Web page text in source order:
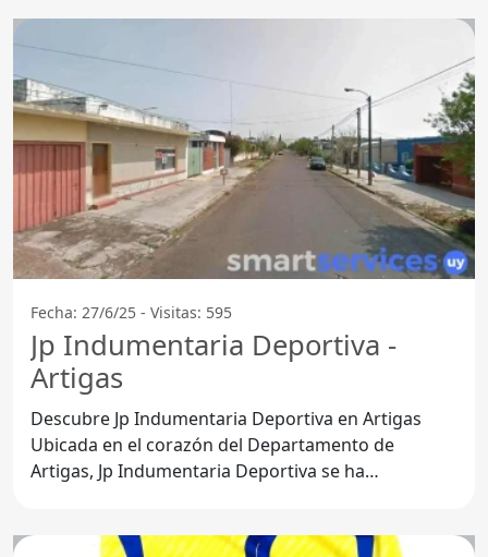
Fecha: 27/6/25 - Visitas: 595
Jp Indumentaria Deportiva -
Artigas
Descubre Jp Indumentaria Deportiva en Artigas
Ubicada en el corazón del Departamento de
Artigas, Jp Indumentaria Deportiva se ha